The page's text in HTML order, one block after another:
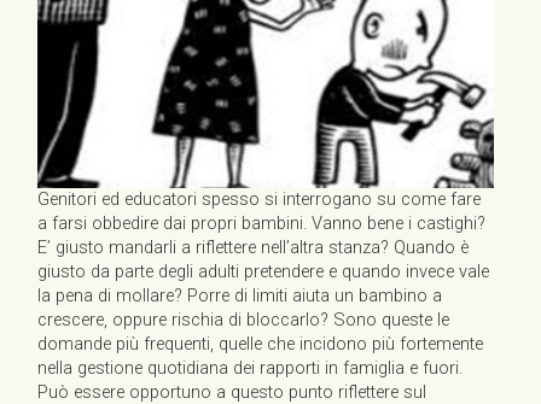
Genitori ed educatori spesso si interrogano su come fare
a farsi obbedire dai propri bambini. Vanno bene i castighi?
E’ giusto mandarli a riflettere nell’altra stanza? Quando è
giusto da parte degli adulti pretendere e quando invece vale
la pena di mollare? Porre di limiti aiuta un bambino a
crescere, oppure rischia di bloccarlo? Sono queste le
domande più frequenti, quelle che incidono più fortemente
nella gestione quotidiana dei rapporti in famiglia e fuori.
Può essere opportuno a questo punto riflettere sul